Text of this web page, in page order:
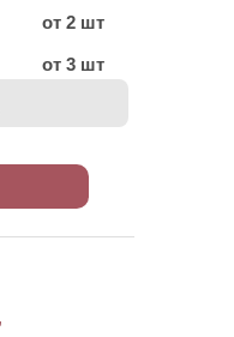
от 2 шт
от 3 шт